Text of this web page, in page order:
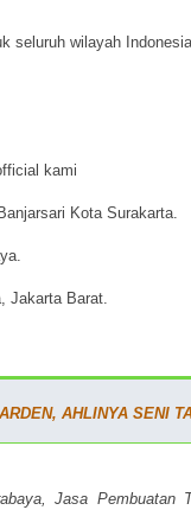
seluruh wilayah Indonesia
kami
Kota Surakarta.
Jakarta Barat.
AHLINYA SENI
Jasa Pembuatan